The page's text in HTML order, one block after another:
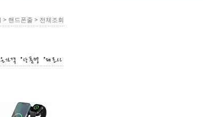
> 핸드폰줄 > 전체조회